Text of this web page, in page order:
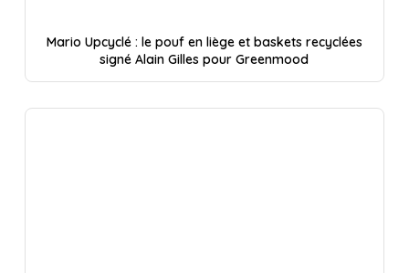
Mario Upcyclé : le pouf en liège et baskets recyclées
signé Alain Gilles pour Greenmood